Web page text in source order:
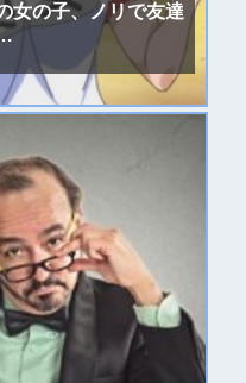
女の子、ノリで友達